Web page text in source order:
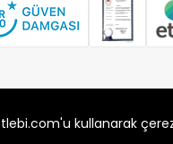
1. Alaşar Cad. No: 9
kullanarak